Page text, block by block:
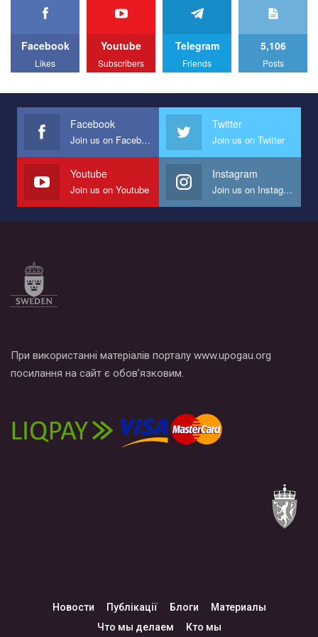
We appeal to your support and ask to help us implement our plan
All you have to do is to press "Like" below the video.
Эмоционально сильный ролик от команды "Гей-альянс
представляющий программу развития организации.
Мы просим вас поддержать нас и помочь нам реализовать
наш план по борьбе с насилием и дискриминацией на почве
СОГИ в Украине.
Все, что вам нужно сделать - это зайти на наш канал YouTube
Facebook
Likes
Youtube
Subscribers
Telegram
Friends
5,106
Posts
Facebook
Join us on Facebook
Twitter
Join us on Twitter
Youtube
Join us on Youtube
Instagram
Join us on Instagram
При використанні матеріалів порталу www.upogau.org
посилання на сайт є обов’язковим.
Новости Публікації Блоги
Материалы
Что мы делаем
Кто мы